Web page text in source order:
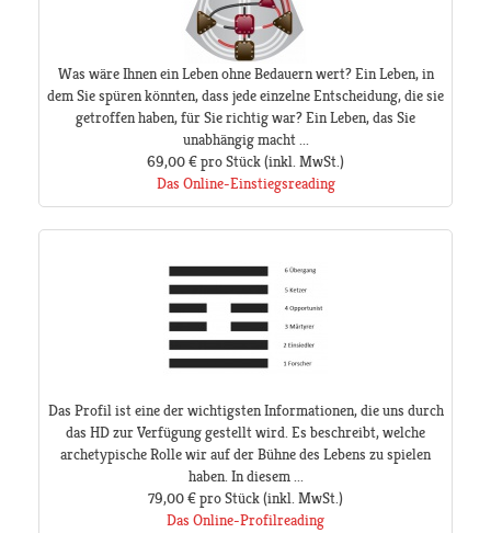
Was wäre Ihnen ein Leben ohne Bedauern wert? Ein Leben, in
dem Sie spüren könnten, dass jede einzelne Entscheidung, die sie
getroffen haben, für Sie richtig war? Ein Leben, das Sie
unabhängig macht ...
69,00 €pro Stück(inkl. MwSt.)
Das Online-Einstiegsreading
Das Profil ist eine der wichtigsten Informationen, die uns durch
das HD zur Verfügung gestellt wird. Es beschreibt, welche
archetypische Rolle wir auf der Bühne des Lebens zu spielen
haben. In diesem ...
79,00 €pro Stück(inkl. MwSt.)
Das Online-Profilreading